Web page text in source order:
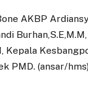
AKBP
Kepala
PMD. (ansar/hms)